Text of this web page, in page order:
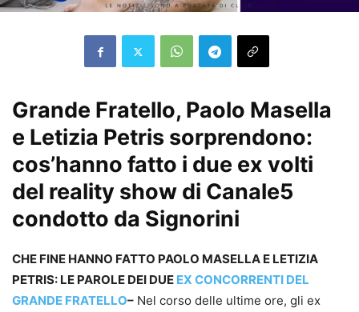
Grande Fratello, Paolo Masella
e Letizia Petris sorprendono:
cos’hanno fatto i due ex volti
del reality show di Canale5
condotto da Signorini
CHE FINE HANNO FATTO PAOLO MASELLA E LETIZIA
PETRIS: LE PAROLE DEI DUE EX CONCORRENTI DEL
GRANDE FRATELLO– Nel corso delle ultime ore, gli ex